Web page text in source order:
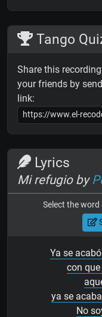
Tango
Share this
your friends by
link:
Lyrics
Mi refugio by
Select the
Ya se
con
ya se
No